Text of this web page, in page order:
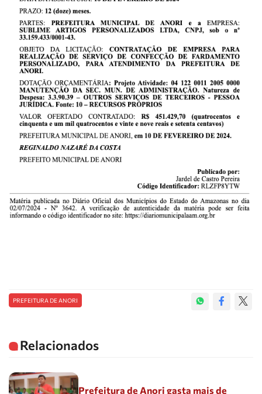
PREFEITURA DE ANORI
Relacionados
Prefeitura de Anori gasta mais de